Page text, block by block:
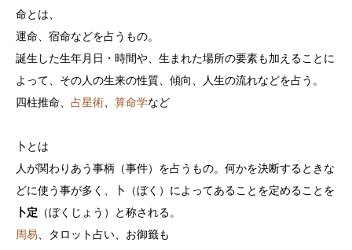
命とは、
運命、宿命などを占うもの。
誕生した生年月日・時間や、生まれた場所の要素も加えることに
よって、その人の生来の性質、傾向、人生の流れなどを占う。
四柱推命、 占星術、 算命学など
卜とは
人が関わりあう事柄（事件）を占うもの。何かを決断するときな
どに使う事が多く、卜（ぼく）によってあることを定めることを
卜定 （ぼくじょう）と称される。
周易、タロット占い、お御籤も